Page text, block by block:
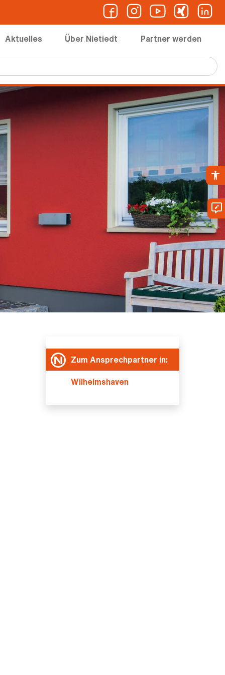
Aktuelles Über Nietiedt Partner werden
Zum Ansprechpartner in:
Wilhelmshaven